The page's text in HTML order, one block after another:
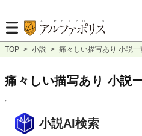
TOP > 小説 > 痛々しい描写あり 小説一
痛々しい描写あり 小説
小説AI検索